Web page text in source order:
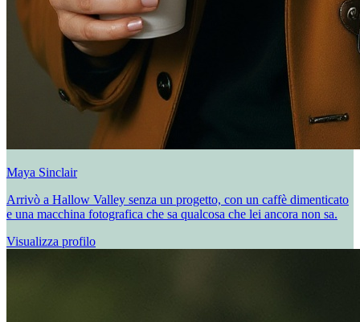
Maya Sinclair
Arrivò a Hallow Valley senza un progetto, con un caffè dimenticato
e una macchina fotografica che sa qualcosa che lei ancora non sa.
Visualizza profilo